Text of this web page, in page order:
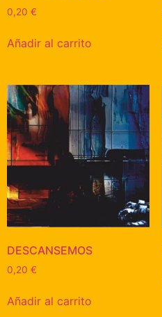
0,20 €
Añadir al carrito
DESCANSEMOS
0,20 €
Añadir al carrito